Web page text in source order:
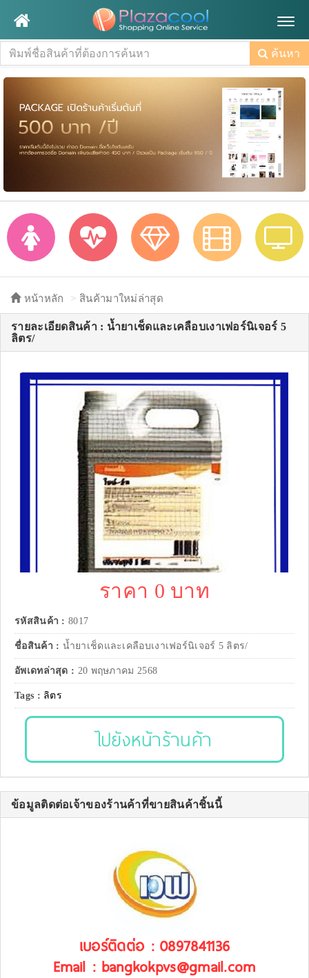
ค้นหา
หน้าหลัก สินค้ามาใหม่ล่าสุด
รายละเอียดสินค้า : น้ำยาเช็ดและเคลือบเงาเฟอร์นิเจอร์ 5
ลิตร/
ราคา 0 บาท
รหัสสินค้า : 8017
ชื่อสินค้า : น้ำยาเช็ดและเคลือบเงาเฟอร์นิเจอร์ 5 ลิตร/
อัพเดทล่าสุด : 20 พฤษภาคม 2568
Tags : ลิตร
ไปยังหน้าร้านค้า
ข้อมูลติดต่อเจ้าของร้านค้าที่ขายสินค้าชิ้นนี้
เบอร์ติดต่อ : 0897841136
Email : bangkokpvs@gmail.com